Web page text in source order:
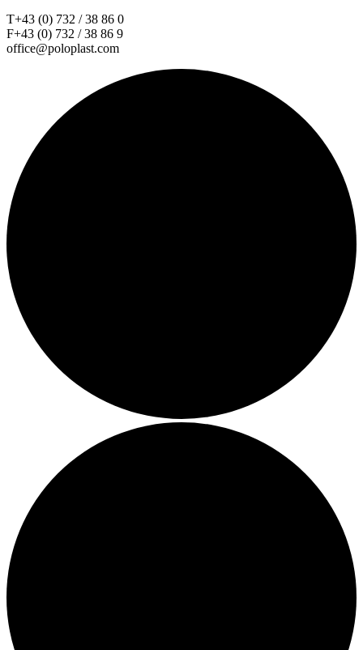
T+43 (0) 732 / 38 86 0
F+43 (0) 732 / 38 86 9
office@poloplast.com